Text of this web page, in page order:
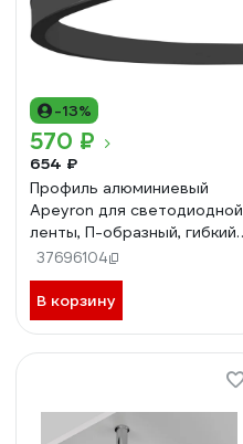
-13%
570 ₽
654 ₽
Профиль алюминиевый
Apeyron для светодиодной
ленты, П-образный, гибкий,
накладной, черный, 2м,
комплект 08-35-Ч
37696104
В корзину